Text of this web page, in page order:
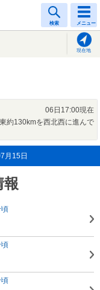
検索 メニュー
現在地
06日17:00現在
約130kmを西北西に進んで
月15日
報